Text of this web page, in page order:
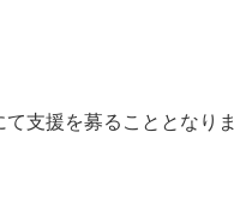
支援を募ることとなりま